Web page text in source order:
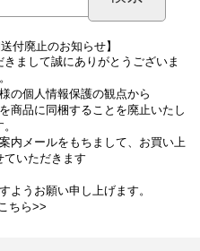
付廃止のお知らせ】
まして誠にありがとうございま
の個人情報保護の観点から
商品に同梱することを廃止いたし
内メールをもちまして、お買い上
ていただきます
ようお願い申し上げます。
ちら>>